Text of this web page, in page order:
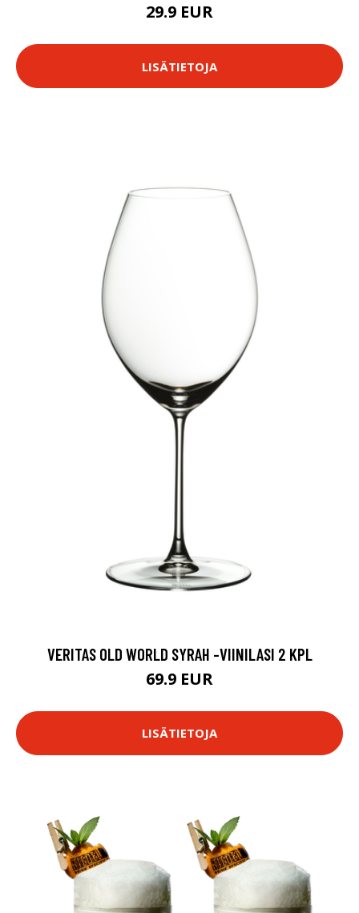
29.9 EUR
LISÄTIETOJA
VERITAS OLD WORLD SYRAH -VIINILASI 2 KPL
69.9 EUR
LISÄTIETOJA